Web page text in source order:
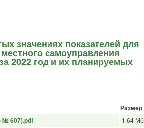
значениях показателей для
самоуправления
2022 год и их планируемых
Размер
№ 607).pdf
1.64 Мб